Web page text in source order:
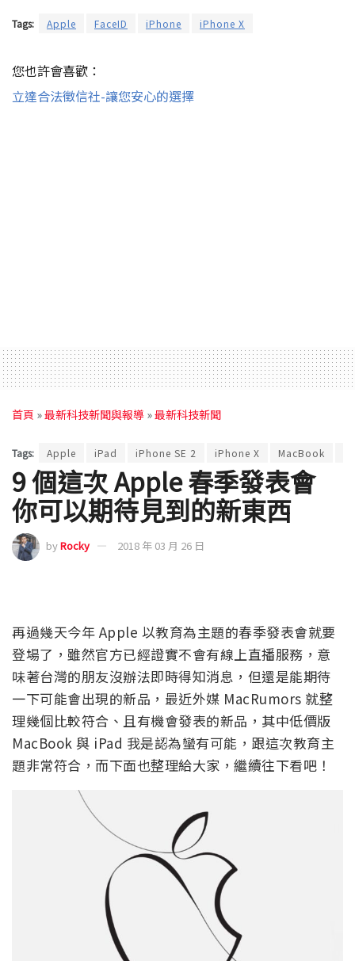
Tags: Apple FaceID iPhone iPhone X
您也許會喜歡：
立達合法徵信社-讓您安心的選擇
首頁 »最新科技新聞與報導 »最新科技新聞
Tags: Apple iPad iPhone SE 2 iPhone X MacBook
9 個這次 Apple 春季發表會
你可以期待見到的新東西
byRocky 2018 年 03 月 26 日
再過幾天今年 Apple 以教育為主題的春季發表會就要
登場了，雖然官方已經證實不會有線上直播服務，意
味著台灣的朋友沒辦法即時得知消息，但還是能期待
一下可能會出現的新品，最近外媒 MacRumors 就整
理幾個比較符合、且有機會發表的新品，其中低價版
MacBook 與 iPad 我是認為蠻有可能，跟這次教育主
題非常符合，而下面也整理給大家，繼續往下看吧！